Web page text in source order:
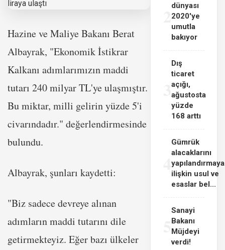
Hazine ve Maliye Bakanı Berat
Albayrak, "Ekonomik İstikrar
Kalkanı adımlarımızın maddi
tutarı 240 milyar TL'ye ulaşmıştır.
Bu miktar, milli gelirin yüzde 5'i
civarındadır." değerlendirmesinde
bulundu.
Albayrak, şunları kaydetti:
"Biz sadece devreye alınan
adımların maddi tutarını dile
getirmekteyiz. Eğer bazı ülkeler
dünyası
2020'ye
umutla
bakıyor
3
Dış
ticaret
açığı,
ağustosta
yüzde
168 arttı
4
Gümrük
alacaklarını
yapılandırmaya
ilişkin usul ve
esaslar bel...
Sanayi
Bakanı
Müjdeyi
verdi!